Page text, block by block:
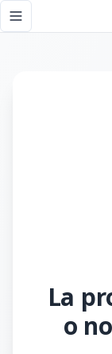
Toggle
La
o
Página no